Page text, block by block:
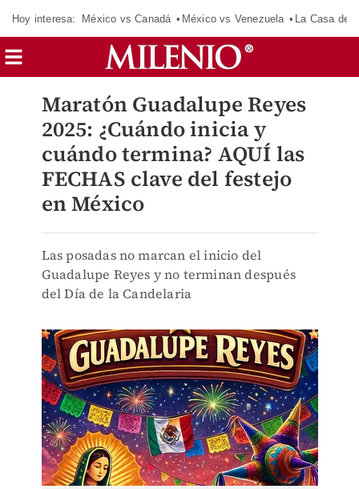
Hoy interesa: México vs Canadá México vs Venezuela La Casa de
Maratón Guadalupe Reyes
2025: ¿Cuándo inicia y
cuándo termina? AQUÍ las
FECHAS clave del festejo
en México
Las posadas no marcan el inicio del
Guadalupe Reyes y no terminan después
del Día de la Candelaria